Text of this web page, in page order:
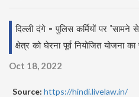
दिल्ली दंगे - पुलिस कर्मियों पर 'सामने से
क्षेत्र को घेरना पूर्व नियोजित योजना का
Oct 18, 2022
Source: https://hindi.livelaw.in/